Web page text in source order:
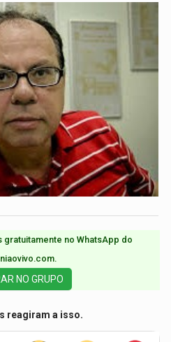
no WhatsApp do
NO GRUPO
reagiram a isso.